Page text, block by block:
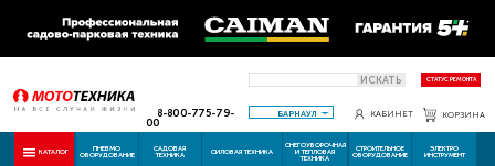
ИСКАТЬ СТАТУС РЕМОНТА
8-800-775-79-
00
БАРНАУЛ КАБИНЕТ КОРЗИНА
КАТАЛОГ ПНЕВМО
ОБОРУДОВАНИЕ
САДОВАЯ
ТЕХНИКА СИЛОВАЯ ТЕХНИКА
СНЕГОУБОРОЧНАЯ
И ТЕПЛОВАЯ
ТЕХНИКА
СТРОИТЕЛЬНОЕ
ОБОРУДОВАНИЕ
ЭЛЕКТРО
ИНСТРУМЕНТ